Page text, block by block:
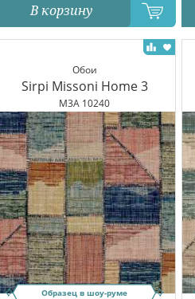
В корзину
Обои
Sirpi Missoni Home 3
M3A 10240
Образец в шоу-руме